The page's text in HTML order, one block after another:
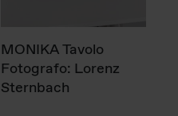
MONIKA Tavolo
Fotografo: Lorenz
Sternbach